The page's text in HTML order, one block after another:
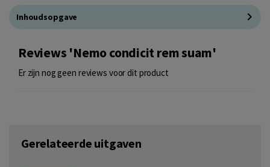
Inhoudsopgave
Reviews 'Nemo condicit rem suam'
Er zijn nog geen reviews voor dit product
Gerelateerde uitgaven